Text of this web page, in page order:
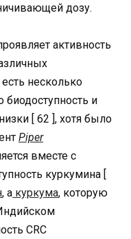
дозу.
активность
несколько
биодоступность и
[ 62 ], хотя было
Piper
вместе с
куркумина [
, а куркума, которую
CRC